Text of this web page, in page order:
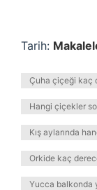
Tarih:
Çuha çiçeği kaç
Hangi çiçekler
Kış aylarında
Orkide kaç
Yucca balkonda